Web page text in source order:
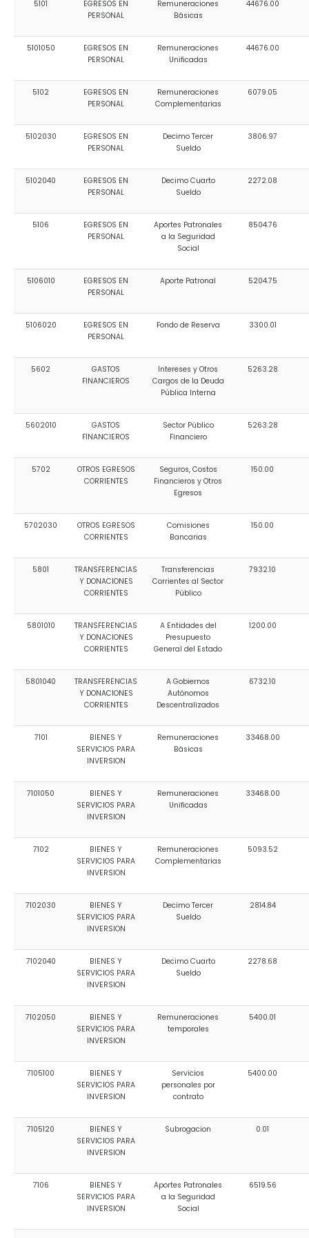
Convocatorias
GESTIÓN ADMINISTRATIVA
Plan Anual Contratación - PAC
Convenios Institucionales
PRESUPUESTO: EJECUCIÓN Y REPORTES
Cédulas presupuestarias y balances
Procesos de contratación
Obras y proyectos
5101
EGRESOS EN
PERSONAL
Remuneraciones
Básicas
44676.00
5101050
EGRESOS EN
PERSONAL
Remuneraciones
Unificadas
44676.00
5102
EGRESOS EN
PERSONAL
Remuneraciones
Complementarias
6079.05
5102030
EGRESOS EN
PERSONAL
Decimo Tercer
Sueldo
3806.97
5102040
EGRESOS EN
PERSONAL
Decimo Cuarto
Sueldo
2272.08
5106
EGRESOS EN
PERSONAL
Aportes Patronales
a la Seguridad
Social
8504.76
5106010
EGRESOS EN
PERSONAL
Aporte Patronal 5204.75
5106020
EGRESOS EN
PERSONAL
Fondo de Reserva 3300.01
5602
GASTOS
FINANCIEROS
Intereses y Otros
Cargos de la Deuda
Pública Interna
5263.28
5602010
GASTOS
FINANCIEROS
Sector Público
Financiero
5263.28
5702
OTROS EGRESOS
CORRIENTES
Seguros, Costos
Financieros y Otros
Egresos
150.00
5702030
OTROS EGRESOS
CORRIENTES
Comisiones
Bancarias
150.00
5801
TRANSFERENCIAS
Y DONACIONES
CORRIENTES
Transferencias
Corrientes al Sector
Público
7932.10
5801010
TRANSFERENCIAS
Y DONACIONES
CORRIENTES
A Entidades del
Presupuesto
General del Estado
1200.00
5801040
TRANSFERENCIAS
Y DONACIONES
CORRIENTES
A Gobiernos
Autónomos
Descentralizados
6732.10
7101
BIENES Y
SERVICIOS PARA
INVERSION
Remuneraciones
Básicas
33468.00
7101050
BIENES Y
SERVICIOS PARA
INVERSION
Remuneraciones
Unificadas
33468.00
7102
BIENES Y
SERVICIOS PARA
INVERSION
Remuneraciones
Complementarias
5093.52
7102030
BIENES Y
SERVICIOS PARA
INVERSION
Decimo Tercer
Sueldo
2814.84
7102040
BIENES Y
SERVICIOS PARA
INVERSION
Decimo Cuarto
Sueldo
2278.68
7102050
BIENES Y
SERVICIOS PARA
INVERSION
Remuneraciones
temporales
5400.01
7105100
BIENES Y
SERVICIOS PARA
INVERSION
Servicios
personales por
contrato
5400.00
7105120
BIENES Y
SERVICIOS PARA
INVERSION
Subrogacion 0.01
7106
BIENES Y
SERVICIOS PARA
INVERSION
Aportes Patronales
a la Seguridad
Social
6519.56